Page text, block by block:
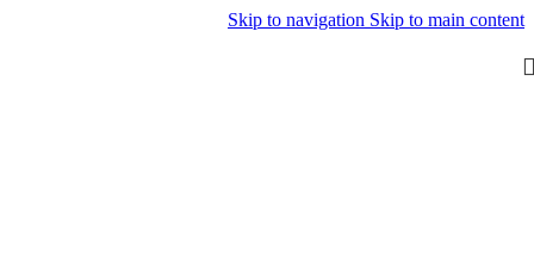
Skip to navigation Skip to main content